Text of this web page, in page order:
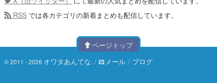
RSS では各カテゴリの新着まとめも配信しています。
ページトップ
© 2011 - 2026 オワタあんてな. / メール / ブログ